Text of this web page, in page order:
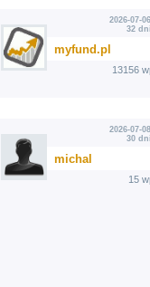
2026-07-
32
myfund.pl
13156
2026-07-
30
michal
15